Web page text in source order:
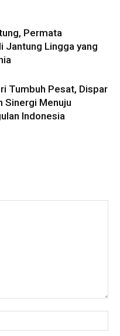
Permata
Jantung Lingga yang
Tumbuh Pesat, Dispar
Sinergi Menuju
Indonesia